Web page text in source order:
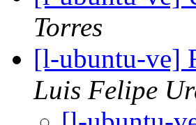
Torres
[l-ubuntu-ve]
Luis Felipe